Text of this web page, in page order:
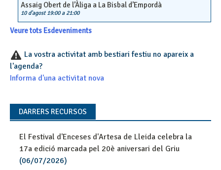
Assaig Obert de l’Àliga a La Bisbal d’Empordà
10 d'agost 19:00a 21:00
Veure tots Esdeveniments
La vostra activitat amb bestiari festiu no apareix a
l'agenda?
Informa d'una activitat nova
DARRERS RECURSOS
El Festival d'Enceses d'Artesa de Lleida celebra la
17a edició marcada pel 20è aniversari del Griu
(06/07/2026)